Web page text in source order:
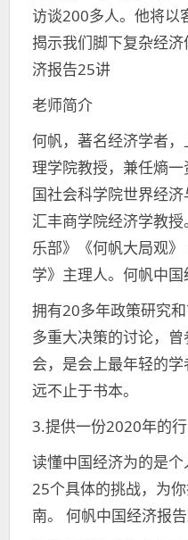
访谈200多人。他将以
揭示我们脚下复杂经
济报告25讲
老师简介
何帆，著名经济学者
理学院教授，兼任熵
国社会科学院世界经
汇丰商学院经济学教
乐部》《何帆大局观
学》主理人。何帆中
拥有20多年政策研究
多重大决策的讨论，
会，是会上最年轻的学
远不止于书本。
3.提供一份2020年的
读懂中国经济为的是
25个具体的挑战，为
南。 何帆中国经济报